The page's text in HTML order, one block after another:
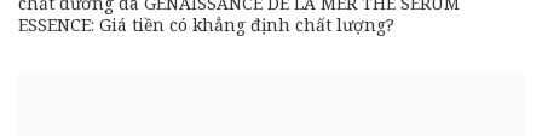
ESSENCE: Giá tiền có khẳng định chất lượng?